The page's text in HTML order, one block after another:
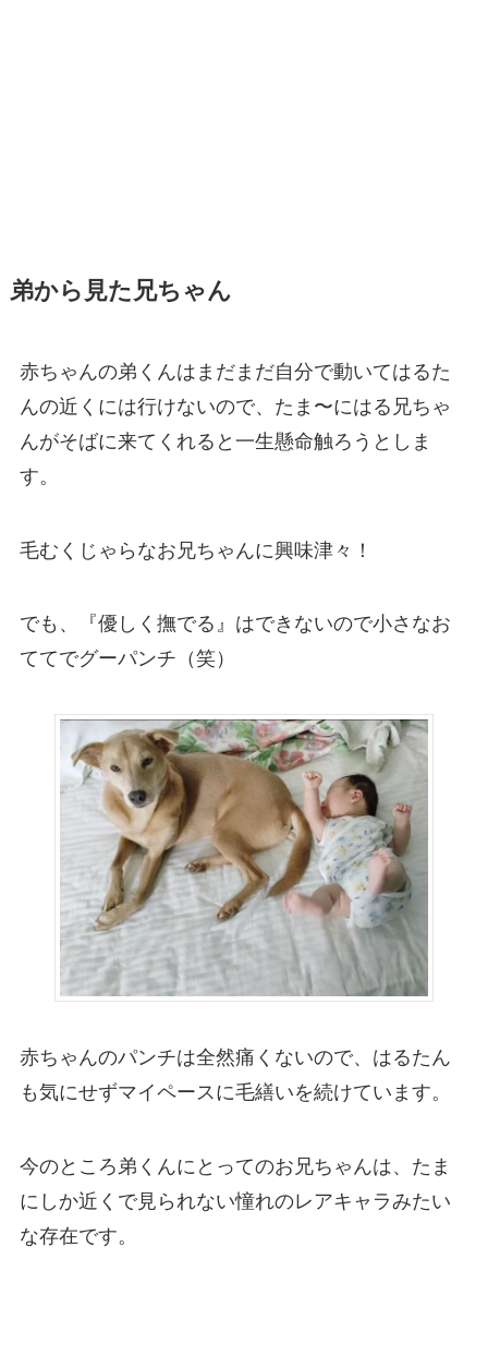
弟から見た兄ちゃん
赤ちゃんの弟くんはまだまだ自分で動いてはるた
んの近くには行けないので、たま〜にはる兄ちゃ
んがそばに来てくれると一生懸命触ろうとしま
す。
毛むくじゃらなお兄ちゃんに興味津々！
でも、『優しく撫でる』はできないので小さなお
ててでグーパンチ（笑）
赤ちゃんのパンチは全然痛くないので、はるたん
も気にせずマイペースに毛繕いを続けています。
今のところ弟くんにとってのお兄ちゃんは、たま
にしか近くで見られない憧れのレアキャラみたい
な存在です。